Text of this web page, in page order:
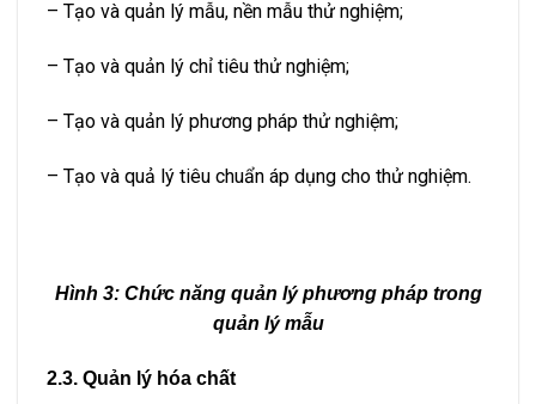
– Tạo và quản lý mẫu, nền mẫu thử nghiệm;
– Tạo và quản lý chỉ tiêu thử nghiệm;
– Tạo và quản lý phương pháp thử nghiệm;
– Tạo và quả lý tiêu chuẩn áp dụng cho thử nghiệm.
Hình 3: Chức năng quản lý phương pháp trong
quản lý mẫu
2.3. Quản lý hóa chất